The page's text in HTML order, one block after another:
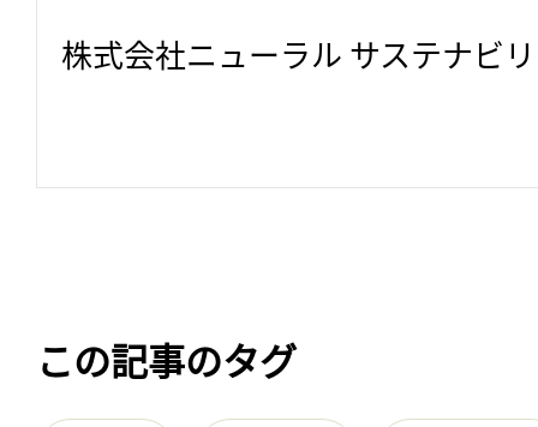
株式会社ニューラル サステナビ
この記事のタグ